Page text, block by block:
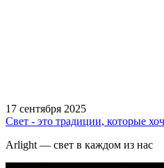
17 сентября 2025
Свет - это традиции, которые
Arlight — свет в каждом из нас